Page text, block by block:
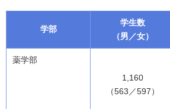
学部
学生数
（男／女）
薬学部
1,160
（563／597）